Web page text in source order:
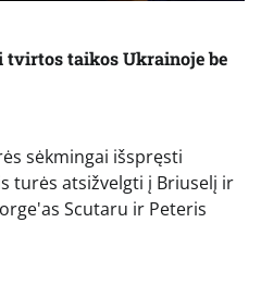
taikos Ukrainoje be
sėkmingai išspręsti
turės atsižvelgti į Briuselį ir
Scutaru ir Peteris